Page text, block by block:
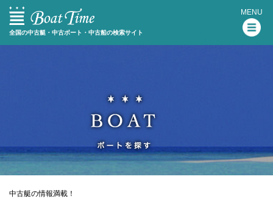
全国の中古艇・中古ボート・中古船の検索サイト
MENU
中古艇の情報満載！